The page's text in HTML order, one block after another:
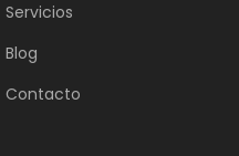
Servicios
Blog
Contacto